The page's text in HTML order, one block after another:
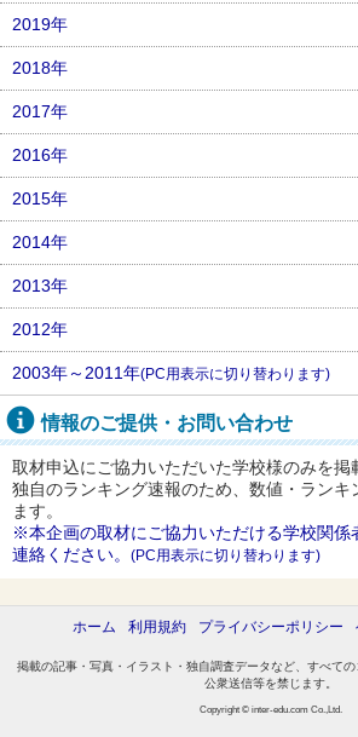
2019年
2018年
2017年
2016年
2015年
2014年
2013年
2012年
2003年～2011年(PC用表示に切り替わります)
情報のご提供・お問い合わせ
取材申込にご協力いただいた学校様のみを掲
独自のランキング速報のため、数値・ランキ
ます。
※本企画の取材にご協力いただける学校関係
連絡ください。 (PC用表示に切り替わります)
ホーム 利用規約 プライバシーポリシー
掲載の記事・写真・イラスト・独自調査データなど、すべての
公衆送信等を禁じます。
Copyright © inter-edu.com Co.,Ltd.